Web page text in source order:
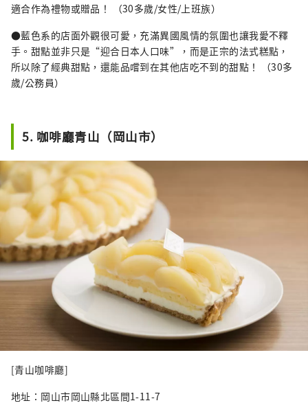
適合作為禮物或贈品！ （30多歲/女性/上班族）
●藍色系的店面外觀很可愛，充滿異國風情的氛圍也讓我愛不釋
手。甜點並非只是“迎合日本人口味”，而是正宗的法式糕點，
所以除了經典甜點，還能品嚐到在其他店吃不到的甜點！ （30多
歲/公務員）
5. 咖啡廳青山（岡山市）
[青山咖啡廳]
地址：岡山市岡山縣北區間1-11-7